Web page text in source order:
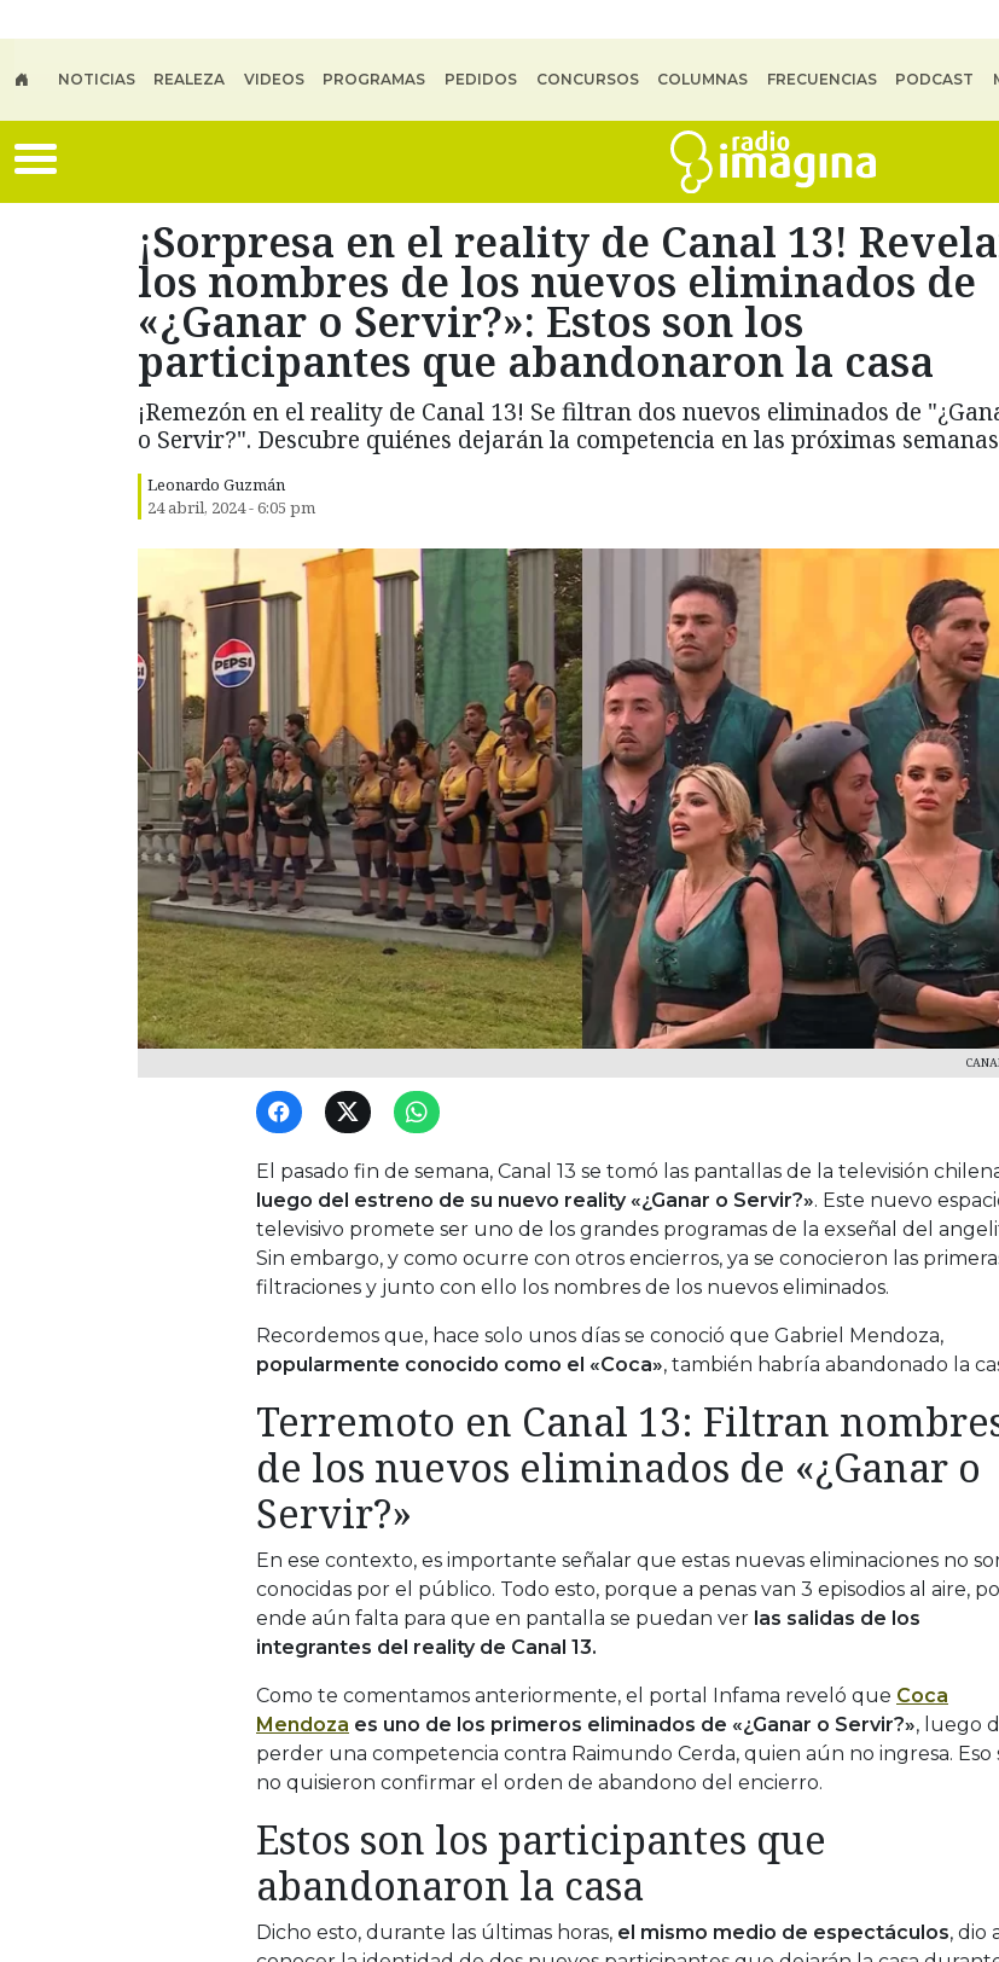
NOTICIAS REALEZA VIDEOS PROGRAMAS PEDIDOS CONCURSOS COLUMNAS FRECUENCIAS PODCAST
¡Sorpresa en el reality de Canal 13!
los nombres de los nuevos eliminados de
«¿Ganar o Servir?»: Estos son los
participantes que abandonaron la casa
¡Remezón en el reality de Canal 13! Se filtran dos nuevos eliminados de
o Servir?". Descubre quiénes dejarán la competencia en las próximas
Leonardo Guzmán
24 abril, 2024 - 6:05 pm
El pasado fin de semana, Canal 13 se tomó las pantallas de la televisión
luego del estreno de su nuevo reality «¿Ganar o Servir?». Este nuevo
televisivo promete ser uno de los grandes programas de la exseñal del
Sin embargo, y como ocurre con otros encierros, ya se conocieron las
filtraciones y junto con ello los nombres de los nuevos eliminados.
Recordemos que, hace solo unos días se conoció que Gabriel Mendoza,
popularmente conocido como el «Coca», también habría abandonado la
Terremoto en Canal 13: Filtran
de los nuevos eliminados de «¿Ganar o
Servir?»
En ese contexto, es importante señalar que estas nuevas eliminaciones no
conocidas por el público. Todo esto, porque a penas van 3 episodios al aire,
ende aún falta para que en pantalla se puedan ver las salidas de los
integrantes del reality de Canal 13.
Como te comentamos anteriormente, el portal Infama reveló que Coca
Mendoza es uno de los primeros eliminados de «¿Ganar o Servir?», luego
perder una competencia contra Raimundo Cerda, quien aún no ingresa. Eso
no quisieron confirmar el orden de abandono del encierro.
Estos son los participantes que
abandonaron la casa
Dicho esto, durante las últimas horas, el mismo medio de espectáculos, dio